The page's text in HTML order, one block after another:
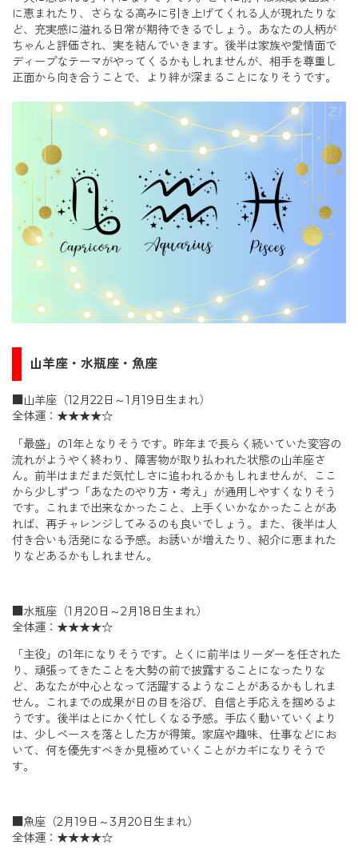
に恵まれたり、さらなる高みに引き上げてくれる人が現れたりな
ど、充実感に溢れる日常が期待できるでしょう。あなたの人柄が
ちゃんと評価され、実を結んでいきます。後半は家族や愛情面で
ディープなテーマがやってくるかもしれませんが、相手を尊重し
正面から向き合うことで、より絆が深まることになりそうです。
山羊座・水瓶座・魚座
■山羊座（12月22日～1月19日生まれ）
全体運：★★★★☆
「最盛」の1年となりそうです。昨年まで長らく続いていた変容の
流れがようやく終わり、障害物が取り払われた状態の山羊座さ
ん。前半はまだまだ気忙しさに追われるかもしれませんが、ここ
から少しずつ「あなたのやり方・考え」が通用しやすくなりそう
です。これまで出来なかったこと、上手くいかなかったことがあ
れば、再チャレンジしてみるのも良いでしょう。また、後半は人
付き合いも活発になる予感。お誘いが増えたり、紹介に恵まれた
りなどあるかもしれません。
■水瓶座（1月20日～2月18日生まれ）
全体運：★★★★☆
「主役」の1年になりそうです。とくに前半はリーダーを任された
り、頑張ってきたことを大勢の前で披露することになったりな
ど、あなたが中心となって活躍するようなことがあるかもしれま
せん。これまでの成果が日の目を浴び、自信と手応えを掴めるよ
うです。後半はとにかく忙しくなる予感。手広く動いていくより
は、少しペースを落とした方が得策。家庭や趣味、仕事などにお
いて、何を優先すべきか見極めていくことがカギになりそうで
す。
■魚座（2月19日～3月20日生まれ）
全体運：★★★★☆